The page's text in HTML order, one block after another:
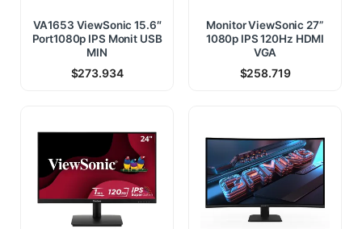
VA1653 ViewSonic 15.6″
Port1080p IPS Monit USB
MIN
$273.934
Monitor ViewSonic 27”
1080p IPS 120Hz HDMI
VGA
$258.719